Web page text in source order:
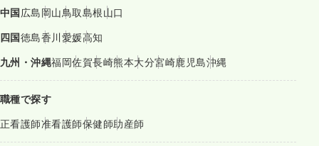
中国 広島 岡山鳥取島根山口
四国徳島香川 愛媛高知
九州・沖縄福岡佐賀長崎熊本大分宮崎鹿児島沖縄
職種で探す
正看護師准看護師保健師助産師